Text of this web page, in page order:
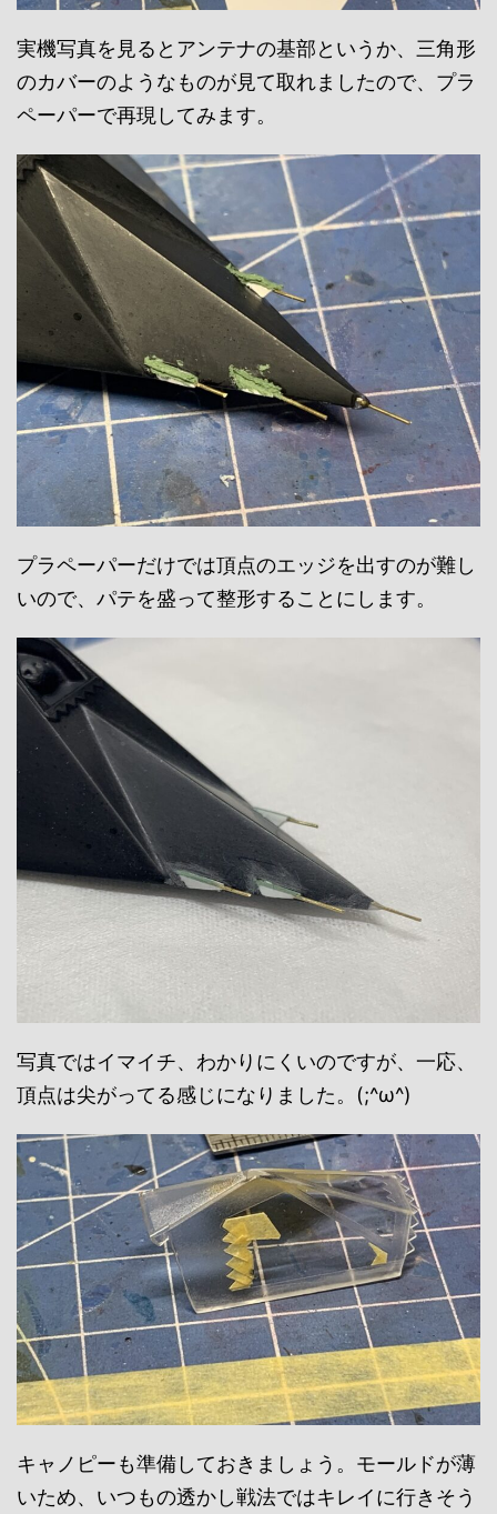
実機写真を見るとアンテナの基部というか、三角形
のカバーのようなものが見て取れましたので、プラ
ペーパーで再現してみます。
プラペーパーだけでは頂点のエッジを出すのが難し
いので、パテを盛って整形することにします。
写真ではイマイチ、わかりにくいのですが、一応、
頂点は尖がってる感じになりました。(;^ω^)
キャノピーも準備しておきましょう。モールドが薄
いため、いつもの透かし戦法ではキレイに行きそう